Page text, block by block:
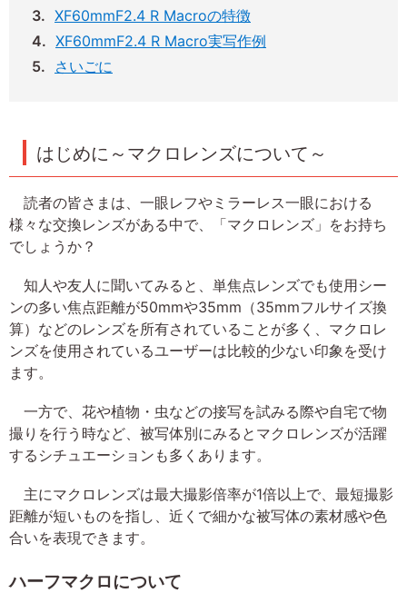
XF60mmF2.4 R Macroの特徴
XF60mmF2.4 R Macro実写作例
さいごに
はじめに～マクロレンズについて～
読者の皆さまは、一眼レフやミラーレス一眼における
様々な交換レンズがある中で、「マクロレンズ」をお持ち
でしょうか？
知人や友人に聞いてみると、単焦点レンズでも使用シー
ンの多い焦点距離が50mmや35mm（35mmフルサイズ換
算）などのレンズを所有されていることが多く、マクロレ
ンズを使用されているユーザーは比較的少ない印象を受け
ます。
一方で、花や植物・虫などの接写を試みる際や自宅で物
撮りを行う時など、被写体別にみるとマクロレンズが活躍
するシチュエーションも多くあります。
主にマクロレンズは最大撮影倍率が1倍以上で、最短撮影
距離が短いものを指し、近くで細かな被写体の素材感や色
合いを表現できます。
ハーフマクロについて